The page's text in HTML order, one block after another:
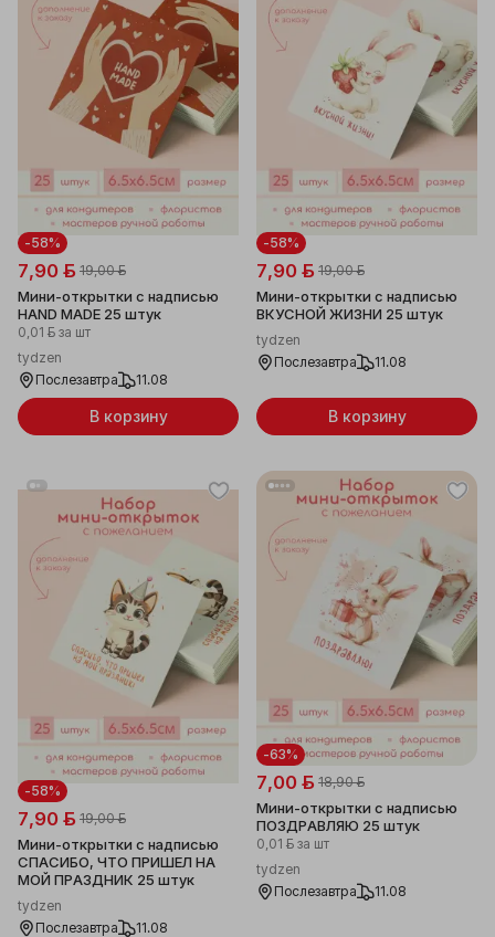
-58%
7,90 ƃ 19,00 ƃ
Мини-открытки с надписью
HAND MADE 25 штук
0,01 ƃ за шт
tydzen
Послезавтра
11.08
В корзину
-58%
7,90 ƃ 19,00 ƃ
Мини-открытки с надписью
ВКУСНОЙ ЖИЗНИ 25 штук
tydzen
Послезавтра
11.08
В корзину
-58%
7,90 ƃ 19,00 ƃ
Мини-открытки с надписью
СПАСИБО, ЧТО ПРИШЕЛ НА
МОЙ ПРАЗДНИК 25 штук
tydzen
Послезавтра
11.08
-63%
7,00 ƃ 18,90 ƃ
Мини-открытки с надписью
ПОЗДРАВЛЯЮ 25 штук
0,01 ƃ за шт
tydzen
Послезавтра
11.08